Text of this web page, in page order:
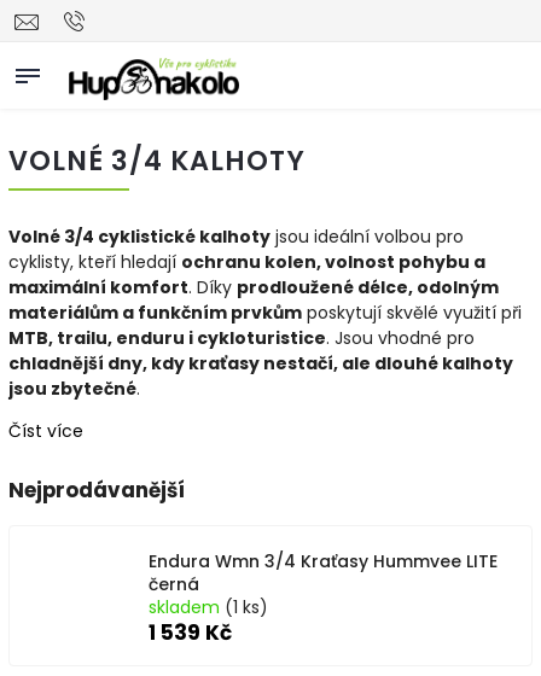
VOLNÉ 3/4 KALHOTY
Volné 3/4 cyklistické kalhoty jsou ideální volbou pro
cyklisty, kteří hledají ochranu kolen, volnost pohybu a
maximální komfort. Díky prodloužené délce, odolným
materiálům a funkčním prvkům poskytují skvělé využití při
MTB, trailu, enduru i cykloturistice. Jsou vhodné pro
chladnější dny, kdy kraťasy nestačí, ale dlouhé kalhoty
jsou zbytečné.
Číst více
Nejprodávanější
Endura Wmn 3/4 Kraťasy Hummvee LITE
černá
skladem (1 ks)
1 539 Kč